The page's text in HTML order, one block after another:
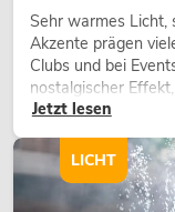
Sehr warmes Licht,
Akzente prägen
Clubs und bei
nostalgischer
Gestaltungsmittel:
Charakter und
wirken lassen.
Jetzt lesen
LICHT